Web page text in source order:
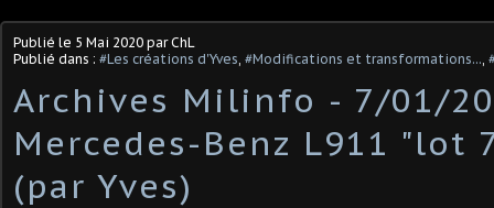
Publié le 5 Mai 2020 par ChL
Publié dans : #Les créations d'Yves, #Modifications et transformations...,
Archives Milinfo - 7/01/
Mercedes-Benz L911 "lot
(par Yves)